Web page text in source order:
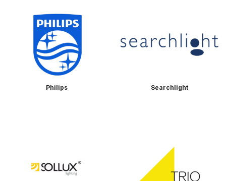
Philips Searchlight